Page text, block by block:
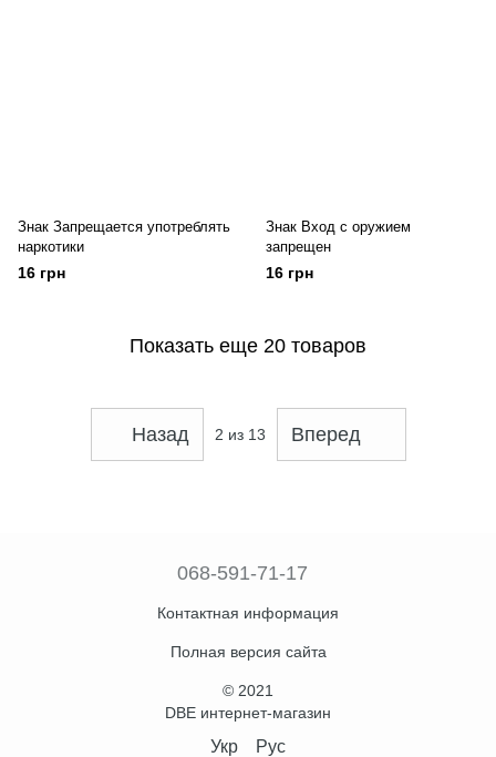
Знак Запрещается употреблять
наркотики
16 грн
Знак Вход с оружием
запрещен
16 грн
Показать еще 20 товаров
Назад 2 из 13 Вперед
068-591-71-17
Контактная информация
Полная версия сайта
© 2021
DBE интернет-магазин
Укр Рус